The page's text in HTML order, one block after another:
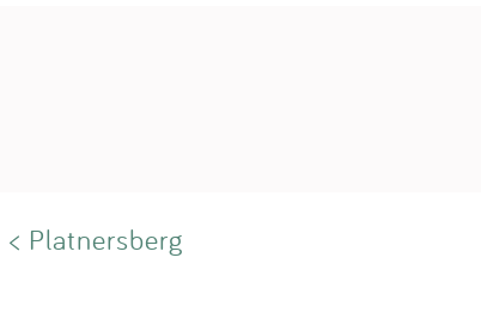
< Platnersberg